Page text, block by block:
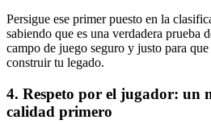
Persigue ese primer puesto en la
sabiendo que es una verdadera prueba
campo de juego seguro y justo para
construir tu legado.
4. Respeto por el jugador: un
calidad primero